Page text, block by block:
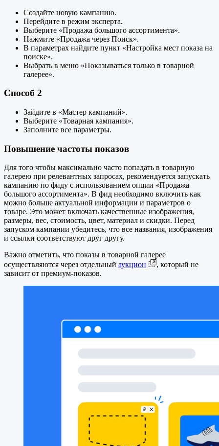
Создайте новую кампанию.
Перейдите в режим эксперта.
Выберите «Продажа большого ассортимента».
Нажмите «Продажа через Поиск».
В параметрах найдите пункт «Настройка мест показа на
поиске».
Выбрать в меню «Показываться только в товарной
галерее».
Способ 2
Зайдите в «Мастер кампаний».
Выберите «Товарная кампания».
Заполните все параметры.
Повышение частоты показов
Для того чтобы максимально часто попадать в товарную
галерею при релевантных запросах, рекомендуется запускать
кампанию по фиду с использованием опции «Продажа
большого ассортимента». В фид необходимо включить как
можно больше актуальной информации и параметров о
товаре. Это может включать качественные изображения,
размеры, вес, стоимость, цвет, материал и скидки. Перед
запуском кампании убедитесь, что все названия, изображения
и ссылки соответствуют друг другу.
Важно отметить, что показы в товарной галерее
осуществляются через отдельный аукцион
, который не
зависит от премиум-показов.